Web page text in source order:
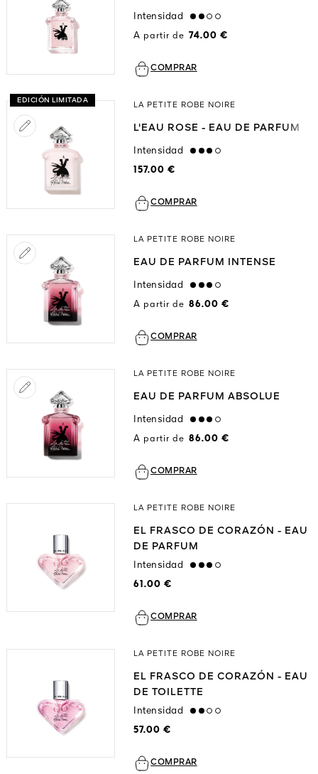
Intensidad medium
A partir de 74.00 €
COMPRAR
EDICIÓN LIMITADA
LA PETITE ROBE NOIRE
L'EAU ROSE - EAU DE PARFUM
Intensidad high
157.00 €
COMPRAR
LA PETITE ROBE NOIRE
EAU DE PARFUM INTENSE
Intensidad high
A partir de 86.00 €
COMPRAR
LA PETITE ROBE NOIRE
EAU DE PARFUM ABSOLUE
Intensidad high
A partir de 86.00 €
COMPRAR
LA PETITE ROBE NOIRE
EL FRASCO DE CORAZÓN - EAU
DE PARFUM
Intensidad
high
61.00 €
COMPRAR
LA PETITE ROBE NOIRE
EL FRASCO DE CORAZÓN - EAU
DE TOILETTE
Intensidad
medium
57.00 €
COMPRAR